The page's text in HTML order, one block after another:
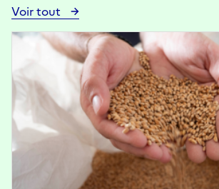
Voir tout
Voir
toutes
les
actualités
Image